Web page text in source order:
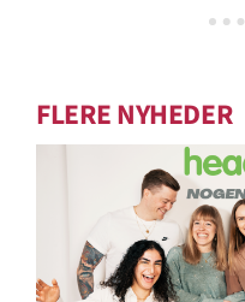
FLERE NYHEDER